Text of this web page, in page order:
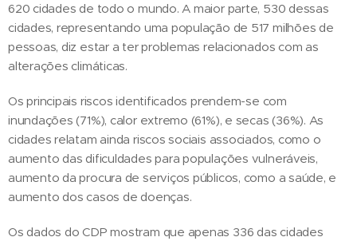
620 cidades de todo o mundo. A maior parte, 530 dessas
cidades, representando uma população de 517 milhões de
pessoas, diz estar a ter problemas relacionados com as
alterações climáticas.
Os principais riscos identificados prendem-se com
inundações (71%), calor extremo (61%), e secas (36%). As
cidades relatam ainda riscos sociais associados, como o
aumento das dificuldades para populações vulneráveis,
aumento da procura de serviços públicos, como a saúde, e
aumento dos casos de doenças.
Os dados do CDP mostram que apenas 336 das cidades